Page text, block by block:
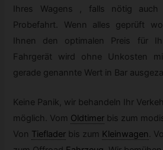
Ihres Wagens , falls nötig auch
Probefahrt. Wenn alles geprüft
Ihnen den optimalen Preis für
Fahrgerät wird ohne Unkosten
gerade genannte Wert in Bar
Keine Panik, wir behandeln Ihr
möglich. Vom Oldtimer bis zum
Von Tieflader bis zum Kleinwagen.